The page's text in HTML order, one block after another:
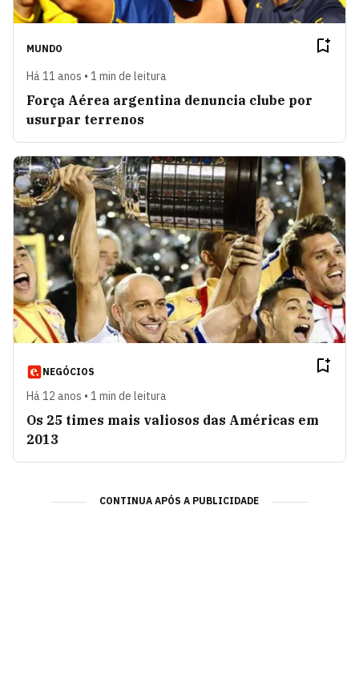
MUNDO
Há 11 anos • 1 min de leitura
Força Aérea argentina denuncia clube por
usurpar terrenos
NEGÓCIOS
Há 12 anos • 1 min de leitura
Os 25 times mais valiosos das Américas em
2013
CONTINUA APÓS A PUBLICIDADE